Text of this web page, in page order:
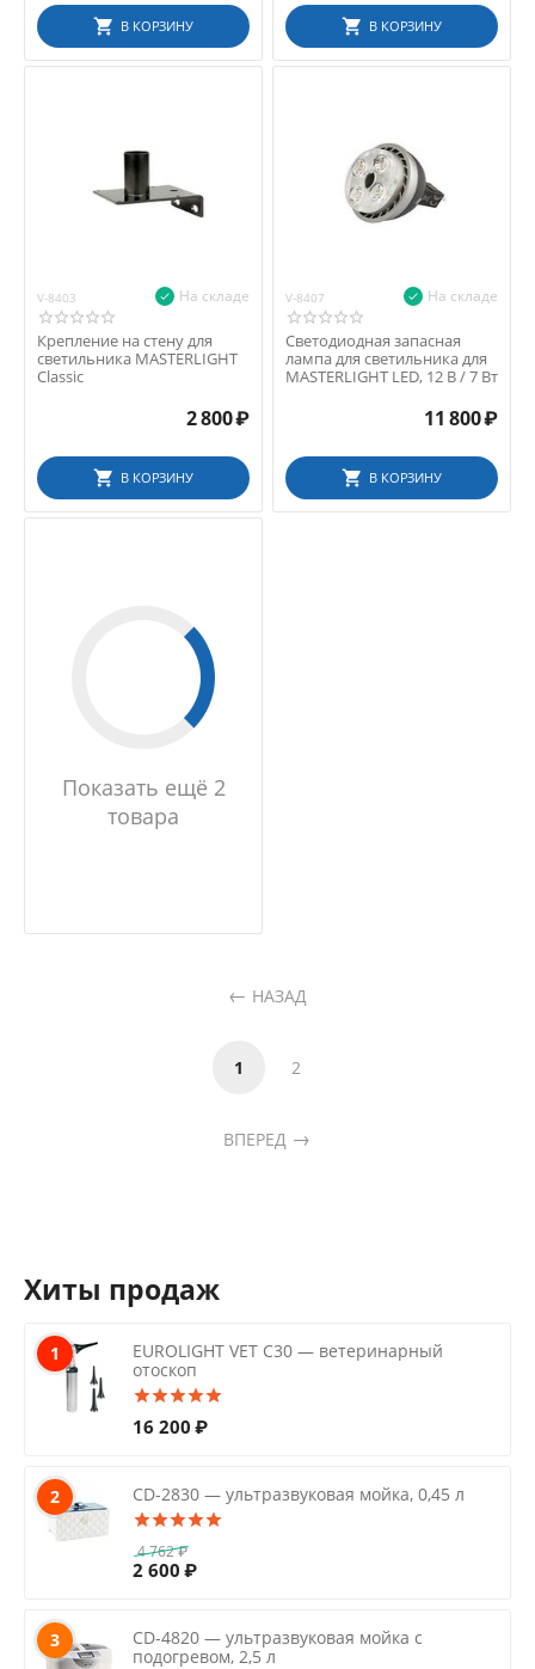
В КОРЗИНУ В КОРЗИНУ
V-8403 На складе
Крепление на стену для
светильника MASTERLIGHT
Classic
2 800₽
В КОРЗИНУ
V-8407 На складе
Светодиодная запасная
лампа для светильника для
MASTERLIGHT LED, 12 В / 7 Вт
11 800₽
В КОРЗИНУ
Показать ещё 2
товара
НАЗАД
1 2
ВПЕРЕД
Хиты продаж
1
EUROLIGHT VET C30 — ветеринарный
отоскоп
16 200 ₽
2 CD-2830 — ультразвуковая мойка, 0,45 л
4 762₽
2 600 ₽
3
CD-4820 — ультразвуковая мойка с
подогревом, 2,5 л